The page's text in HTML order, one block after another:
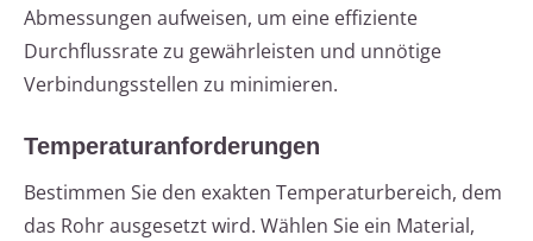
Abmessungen aufweisen, um eine effiziente
Durchflussrate zu gewährleisten und unnötige
Verbindungsstellen zu minimieren.
Temperaturanforderungen
Bestimmen Sie den exakten Temperaturbereich, dem
das Rohr ausgesetzt wird. Wählen Sie ein Material,